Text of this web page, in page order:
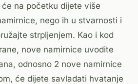
na početku dijete više
nego ih u stvarnosti i
strpljenjem. Kao i kod
nove namirnice uvodite
odnosno 2 nove namirnice
će dijete savladati hvatanje